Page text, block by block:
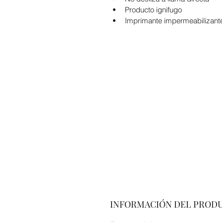
Producto ignifugo
Imprimante
INFORMACIÓN DEL